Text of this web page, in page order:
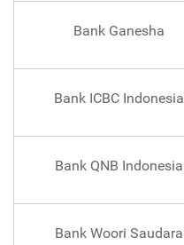
Bank Ganesha
Bank ICBC Indonesia
Bank QNB Indonesia
Bank Woori Saudara